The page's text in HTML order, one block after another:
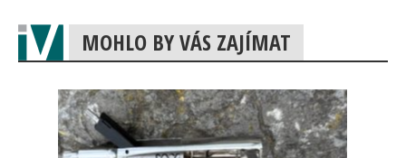
MOHLO BY VÁS ZAJÍMAT